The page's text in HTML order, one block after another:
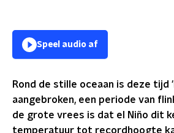
Speel audio af
Rond de stille oceaan is deze tijd
aangebroken, een periode van
de grote vrees is dat el Niño dit
temperatuur tot recordhoogte